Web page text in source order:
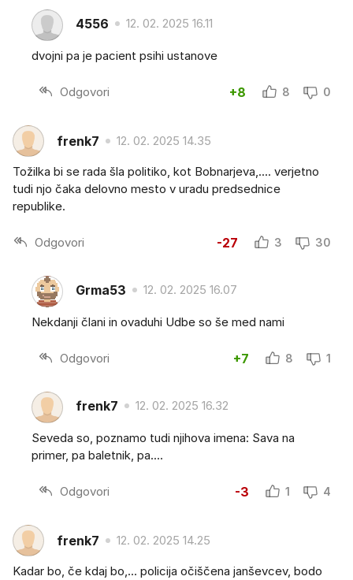
4556 12. 02. 2025 16.11
dvojni pa je pacient psihi ustanove
Odgovori +8 8 0
frenk7 12. 02. 2025 14.35
Tožilka bi se rada šla politiko, kot Bobnarjeva,.... verjetno
tudi njo čaka delovno mesto v uradu predsednice
republike.
Odgovori -27 3 30
Grma53 12. 02. 2025 16.07
Nekdanji člani in ovaduhi Udbe so še med nami
Odgovori +7 8 1
frenk7 12. 02. 2025 16.32
Seveda so, poznamo tudi njihova imena: Sava na
primer, pa baletnik, pa....
Odgovori -3 1 4
frenk7 12. 02. 2025 14.25
Kadar bo, če kdaj bo,... policija očiščena janševcev, bodo